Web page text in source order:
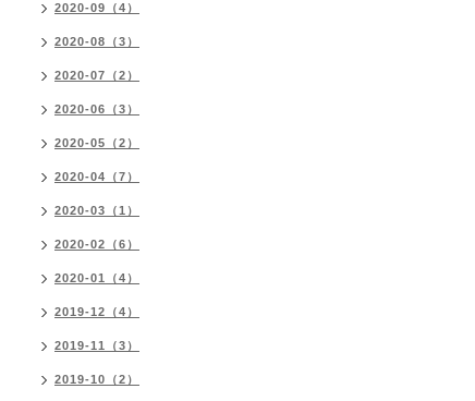
2020-09（4）
2020-08（3）
2020-07（2）
2020-06（3）
2020-05（2）
2020-04（7）
2020-03（1）
2020-02（6）
2020-01（4）
2019-12（4）
2019-11（3）
2019-10（2）